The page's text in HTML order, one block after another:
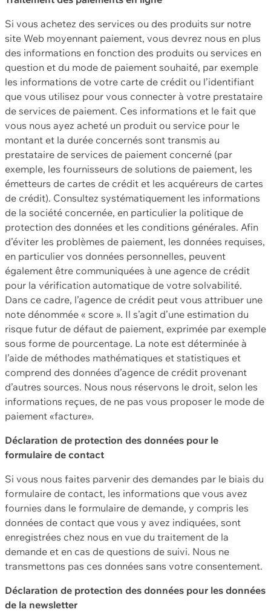
Si vous achetez des services ou des produits sur notre
site Web moyennant paiement, vous devrez nous en plus
des informations en fonction des produits ou services en
question et du mode de paiement souhaité, par exemple
les informations de votre carte de crédit ou l’identifiant
que vous utilisez pour vous connecter à votre prestataire
de services de paiement. Ces informations et le fait que
vous nous ayez acheté un produit ou service pour le
montant et la durée concernés sont transmis au
prestataire de services de paiement concerné (par
exemple, les fournisseurs de solutions de paiement, les
émetteurs de cartes de crédit et les acquéreurs de cartes
de crédit). Consultez systématiquement les informations
de la société concernée, en particulier la politique de
protection des données et les conditions générales. Afin
d’éviter les problèmes de paiement, les données requises,
en particulier vos données personnelles, peuvent
également être communiquées à une agence de crédit
pour la vérification automatique de votre solvabilité.
Dans ce cadre, l’agence de crédit peut vous attribuer une
note dénommée « score ». Il s’agit d’une estimation du
risque futur de défaut de paiement, exprimée par exemple
sous forme de pourcentage. La note est déterminée à
l’aide de méthodes mathématiques et statistiques et
comprend des données d’agence de crédit provenant
d’autres sources. Nous nous réservons le droit, selon les
informations reçues, de ne pas vous proposer le mode de
paiement «facture».
Déclaration de protection des données pour le
formulaire de contact
Si vous nous faites parvenir des demandes par le biais du
formulaire de contact, les informations que vous avez
fournies dans le formulaire de demande, y compris les
données de contact que vous y avez indiquées, sont
enregistrées chez nous en vue du traitement de la
demande et en cas de questions de suivi. Nous ne
transmettons pas ces données sans votre consentement.
Déclaration de protection des données pour les données
de la newsletter